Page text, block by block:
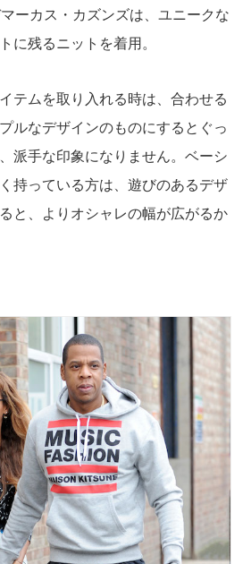
ーカス・カズンズは、ユニークな
に残るニットを着用。
テムを取り入れる時は、合わせる
ルなデザインのものにするとぐっ
派手な印象になりません。ベーシ
持っている方は、遊びのあるデザ
と、よりオシャレの幅が広がるか